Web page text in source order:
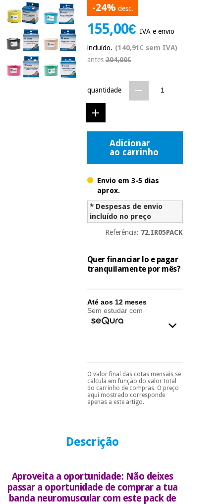
Novidades
Ofertas
Medicina
tradicional
chinesa
Mobiliário
clínico
Novidades
Material
médico
sanitário
Medicina
tradicional
Instrumental
cirúrgico
(liquidação)
-24% desc.
155,00€ IVA e envio
incluído. (140,91€ sem IVA)
antes204,00€
quantidade
Adicionar
ao carrinho
Envio em 3-5 dias
aprox.
* Despesas de envio
incluído no preço
Referência: 72.IR05PACK
Quer financiar lo e pagar
tranquilamente por mês?
Até aos 12 meses
Sem estudar com
Pode escolhê-lo no final
do processo de compra,
ao escolher o método de
pagamento.Só
precisará do seu
telemóvel e número
de cartão.
porque a SeQura
colabora com a
Fisaude para que
assim seja.
O valor final das cotas mensais se
calcula em função do valor total
do carrinho de compras. O preço
aqui mostrado corresponde
apenas a este artigo.
Descrição
Aproveita a oportunidade: Não deixes
passar a oportunidade de comprar a tua
banda neuromuscular com este pack de